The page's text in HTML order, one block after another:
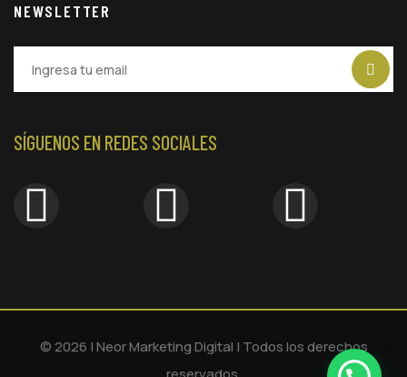
NEWSLETTER
SÍGUENOS EN REDES SOCIALES
© 2026 | Neor Marketing Digital | Todos los derechos